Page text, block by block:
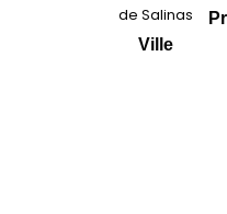
de Salinas
Ville